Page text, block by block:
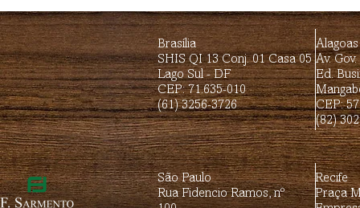
Brasília
SHIS QI 13 Conj. 01 Casa 05
Lago Sul - DF
CEP: 71.635-010
(61) 3256-3726
Alagoas
Av.
Ed.
CEP:
(82)
São Paulo
Rua Fidencio Ramos, nº
Recife
Praça